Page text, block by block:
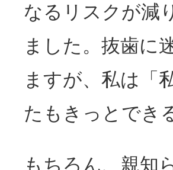
なるリスクが減
ました。抜歯に
ますが、私は「
たもきっとでき
もちろん、親知